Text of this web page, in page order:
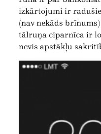
izkārtojumi ir
(nav nekāds
tālruņa ciparnīca ir
nevis apstākļu